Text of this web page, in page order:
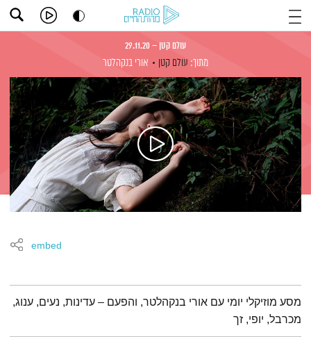
עולם קטן – 29.11.20
מתוך: עולם קטן אורי בנקהלטר
embed
תמצית הפודקאסט
מסע מוזיקלי יומי עם אורי בנקהלטר, והפעם – עדינות, נעים, ענוג,
מכרבל, יופי, זך